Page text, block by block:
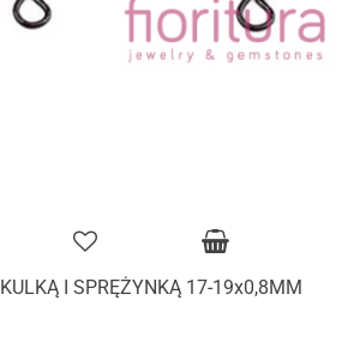
I SPRĘŻYNKĄ 17-19x0,8MM